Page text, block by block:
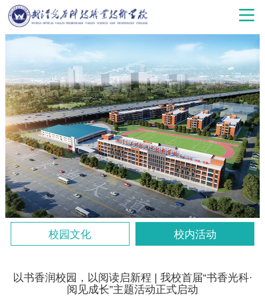
校园文化 校内活动
以书香润校园，以阅读启新程 | 我校首届“书香光科·
阅见成长”主题活动正式启动